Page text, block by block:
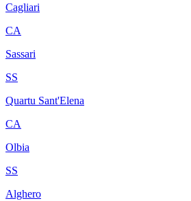
Cagliari
CA
Sassari
SS
Quartu Sant'Elena
CA
Olbia
SS
Alghero